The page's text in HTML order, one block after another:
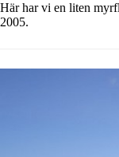
Här har vi en liten
2005.